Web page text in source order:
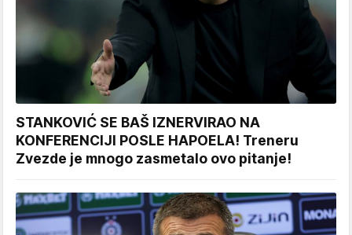
STANKOVIĆ SE BAŠ IZNERVIRAO NA
KONFERENCIJI POSLE HAPOELA! Treneru
Zvezde je mnogo zasmetalo ovo pitanje!